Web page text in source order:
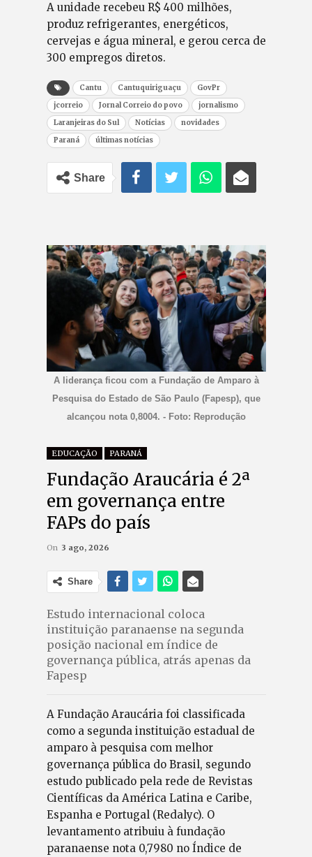
A unidade recebeu R$ 400 milhões,
produz refrigerantes, energéticos,
cervejas e água mineral, e gerou cerca de
300 empregos diretos.
Cantu Cantuquiriguaçu
GovPr
jcorreio
Jornal Correio do povo
jornalismo
Laranjeiras do Sul
Notícias
novidades
Paraná
últimas notícias
Share
A liderança ficou com a Fundação de Amparo à
Pesquisa do Estado de São Paulo (Fapesp), que
alcançou nota 0,8004. - Foto: Reprodução
EDUCAÇÃO PARANÁ
Fundação Araucária é 2ª
em governança entre
FAPs do país
On 3 ago, 2026
Share
Estudo internacional coloca
instituição paranaense na segunda
posição nacional em índice de
governança pública, atrás apenas da
Fapesp
A Fundação Araucária foi classificada
como a segunda instituição estadual de
amparo à pesquisa com melhor
governança pública do Brasil, segundo
estudo publicado pela rede de Revistas
Científicas da América Latina e Caribe,
Espanha e Portugal (Redalyc). O
levantamento atribuiu à fundação
paranaense nota 0,7980 no Índice de